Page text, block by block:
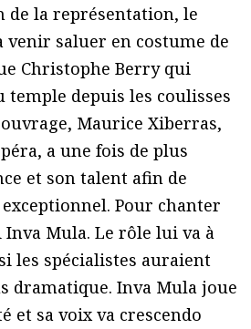
de la représentation, le
saluer en costume de
Christophe Berry qui
temple depuis les coulisses
Maurice Xiberras,
a une fois de plus
et son talent afin de
Pour chanter
Inva Mula. Le rôle lui va à
les spécialistes auraient
dramatique. Inva Mula joue
et sa voix va crescendo